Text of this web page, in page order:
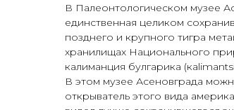
В Палеонтологическом музее
единственная целиком
позднего и крупного тигра
хранилищах Национального
калиманция булгарика
В этом музее Асеновграда
открыватель этого вида